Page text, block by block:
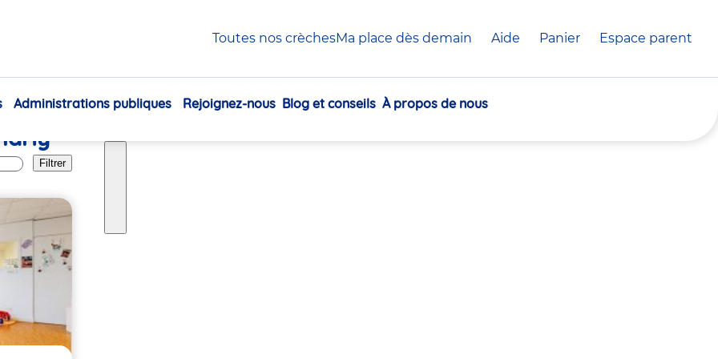
Toutes nos crèchesMa place dès demain Aide Panier crèche(s)
Espace parent
Navigation
Administrations publiques Rejoignez-nous Blog et conseils À propos de nous
Filtrer
30
30